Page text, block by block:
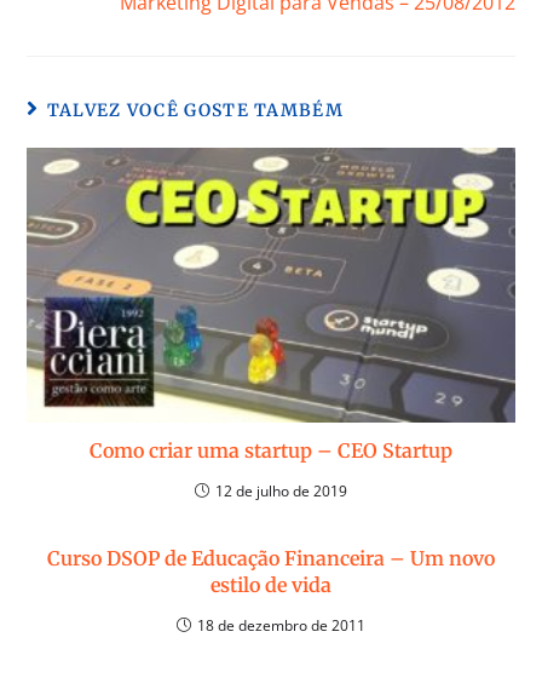
TALVEZ VOCÊ GOSTE TAMBÉM
Como criar uma startup – CEO Startup
12 de julho de 2019
Curso DSOP de Educação Financeira – Um novo
estilo de vida
18 de dezembro de 2011